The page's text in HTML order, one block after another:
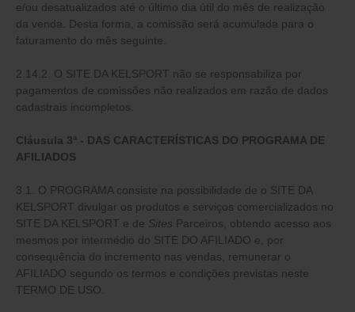
e/ou desatualizados até o último dia útil do mês de realização
da venda. Desta forma, a comissão será acumulada para o
faturamento do mês seguinte.
2.14.2. O SITE DA KELSPORT não se responsabiliza por
pagamentos de comissões não realizados em razão de dados
cadastrais incompletos.
Cláusula 3ª - DAS CARACTERÍSTICAS DO PROGRAMA DE
AFILIADOS
3.1. O PROGRAMA consiste na possibilidade de o SITE DA
KELSPORT divulgar os produtos e serviços comercializados no
SITE DA KELSPORT e de Sites Parceiros, obtendo acesso aos
mesmos por intermédio do SITE DO AFILIADO e, por
consequência do incremento nas vendas, remunerar o
AFILIADO segundo os termos e condições previstas neste
TERMO DE USO.